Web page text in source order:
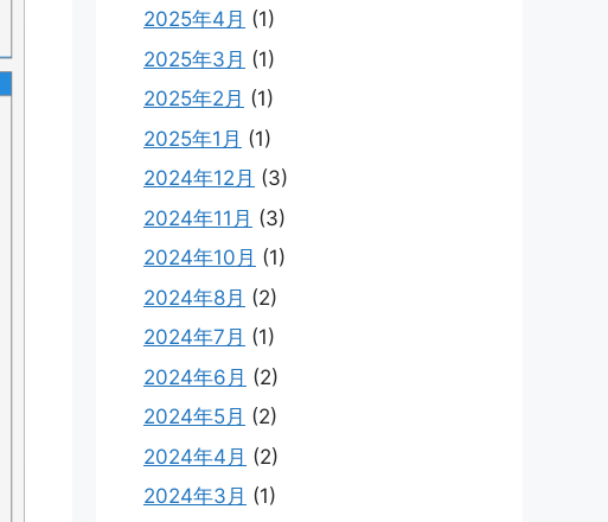
2025年4月 (1)
2025年3月 (1)
2025年2月 (1)
2025年1月 (1)
2024年12月 (3)
2024年11月 (3)
2024年10月 (1)
2024年8月 (2)
2024年7月 (1)
2024年6月 (2)
2024年5月 (2)
2024年4月 (2)
2024年3月 (1)